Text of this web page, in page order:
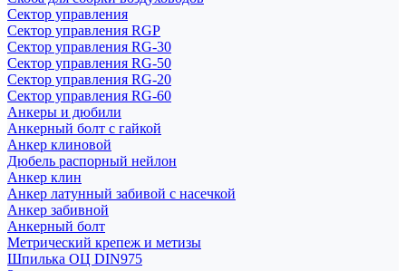
Сектор управления
Сектор управления RGP
Сектор управления RG-30
Сектор управления RG-50
Сектор управления RG-20
Сектор управления RG-60
Анкеры и дюбили
Анкерный болт с гайкой
Анкер клиновой
Дюбель распорный нейлон
Анкер клин
Анкер латунный забивой с насечкой
Анкер забивной
Анкерный болт
Метрический крепеж и метизы
Шпилька ОЦ DIN975